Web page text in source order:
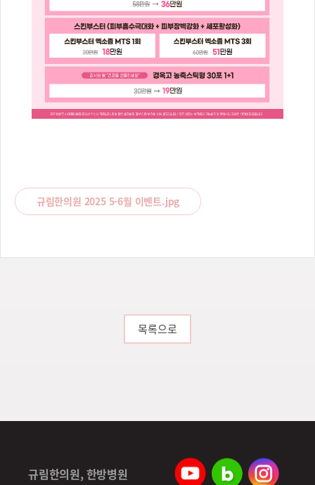
규림한의원 2025 5-6월 이벤트.jpg
목록으로
규림한의원, 한방병원